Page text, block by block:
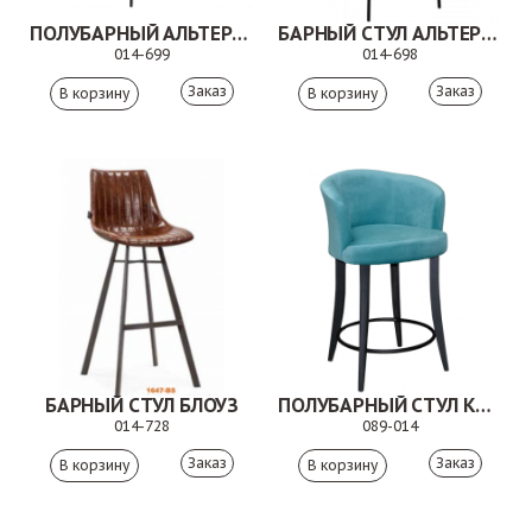
ПОЛУБАРНЫЙ АЛЬТЕРИЯ
014-699
Заказ
БАРНЫЙ СТУЛ АЛЬТЕРИЯ
014-698
Заказ
БАРНЫЙ СТУЛ БЛОУЗ
014-728
Заказ
ПОЛУБАРНЫЙ СТУЛ КАРАНТО
089-014
Заказ